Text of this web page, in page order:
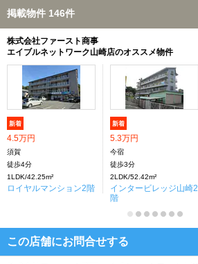
掲載物件 146件
株式会社ファースト商事
エイブルネットワーク山崎店のオススメ物件
新着
4.5万円
須賀
徒歩4分
1LDK/42.25m²
ロイヤルマンション2階
新着
5.3万円
今宿
徒歩3分
2LDK/52.42m²
インタービレッジ山崎2
階
この店舗にお問合せする